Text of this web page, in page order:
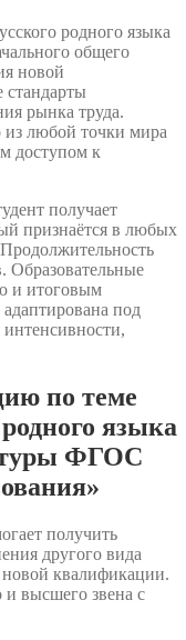
родного языка
общего
новой
стандарты
рынка труда.
любой точки мира
доступом к
получает
признаётся в любых
Образовательные
и итоговым
под
интенсивности,
по теме
языка
ФГОС
получить
другого вида
новой квалификации.
и высшего звена с